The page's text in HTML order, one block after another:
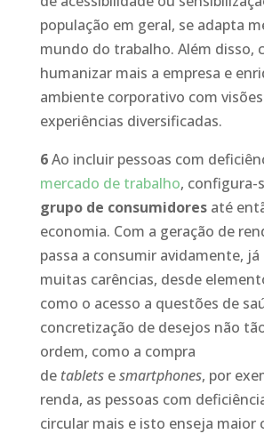
população em geral, se adapta
mundo do trabalho. Além disso,
humanizar mais a empresa e
ambiente corporativo com
experiências diversificadas.
6Ao incluir pessoas com
mercado de trabalho, configura-
grupo de consumidoresaté
economia. Com a geração de
passa a consumir avidamente, já
muitas carências, desde
como o acesso a questões de
concretização de desejos não
ordem, como a compra
de tablets esmartphones, por
renda, as pessoas com
circular mais e isto enseja maior